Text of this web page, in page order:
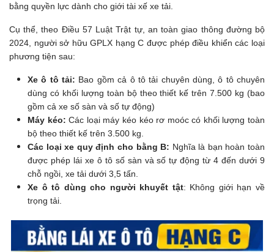
bằng quyền lực dành cho giới tài xế xe tải.
Cụ thể, theo Điều 57 Luật Trật tự, an toàn giao thông đường bộ
2024, người sở hữu GPLX hạng C được phép điều khiển các loại
phương tiện sau:
Xe ô tô tải: Bao gồm cả ô tô tải chuyên dùng, ô tô chuyên
dùng có khối lượng toàn bộ theo thiết kế trên 7.500 kg (bao
gồm cả xe số sàn và số tự động)
Máy kéo: Các loại máy kéo kéo rơ moóc có khối lượng toàn
bộ theo thiết kế trên 3.500 kg.
Các loại xe quy định cho bằng B: Nghĩa là bạn hoàn toàn
được phép lái xe ô tô số sàn và số tự động từ 4 đến dưới 9
chỗ ngồi, xe tải dưới 3,5 tấn.
Xe ô tô dùng cho người khuyết tật: Không giới hạn về
trọng tải.